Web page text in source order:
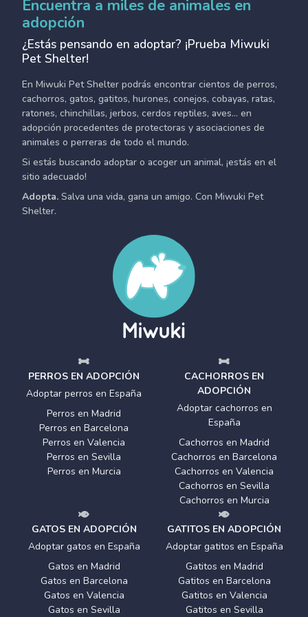
Encuentra a miles de animales en
adopción
¿Estás pensando en adoptar? ¡Prueba Miwuki
Pet Shelter!
En Miwuki Pet Shelter podrás encontrar cientos de perros,
cachorros, gatos, gatitos, hurones, conejos, cobayas, ratas,
ratones, chinchillas, jerbos, cerdos reptiles, aves... en
adopción procedentes de protectoras y asociaciones de
animales o perreras de todo el mundo.
Si estás buscando adoptar o acoger un animal, ¡estás en el
sitio adecuado!
Adopta. Salva una vida, gana un amigo. Con Miwuki Pet
Shelter.
PERROS EN ADOPCIÓN
Adoptar perros en España
Perros en Madrid
Perros en Barcelona
Perros en Valencia
Perros en Sevilla
Perros en Murcia
CACHORROS EN
ADOPCIÓN
Adoptar cachorros en
España
Cachorros en Madrid
Cachorros en Barcelona
Cachorros en Valencia
Cachorros en Sevilla
Cachorros en Murcia
GATOS EN ADOPCIÓN
Adoptar gatos en España
Gatos en Madrid
Gatos en Barcelona
Gatos en Valencia
Gatos en Sevilla
GATITOS EN ADOPCIÓN
Adoptar gatitos en España
Gatitos en Madrid
Gatitos en Barcelona
Gatitos en Valencia
Gatitos en Sevilla